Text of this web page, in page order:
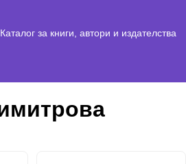
Каталог за книги, автори и издателства